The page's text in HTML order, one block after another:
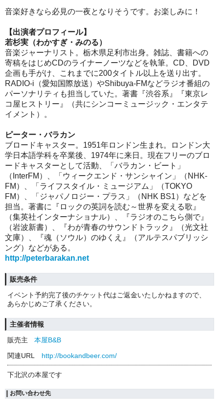
音楽好きなら必見の一夜となりそうです。お楽しみに！
【出演者プロフィール】
若杉実（わかすぎ・みのる）
音楽ジャーナリスト。栃木県足利市出身。雑誌、書籍への
寄稿をはじめCDのライナーノーツなどを執筆。CD、DVD
企画も手がけ、これまでに200タイトル以上を送り出す。
RADIO-i（愛知国際放送）やShibuya-FMなどラジオ番組の
パーソナリティも担当していた。著書『渋谷系』『東京レ
コ屋ヒストリー』（共にシンコーミュージック・エンタテ
イメント）。
ピーター・バラカン
ブロードキャスター。1951年ロンドン生まれ。ロンドン大
学日本語学科を卒業後、1974年に来日。現在フリーのブロ
ードキャスターとして活動、「バラカン・ビート」
（InterFM）、「ウィークエンド・サンシャイン」（NHK-
FM）、「ライフスタイル・ミュージアム」（TOKYO
FM）、「ジャパノロジー・プラス」（NHK BS1）などを
担当。著書に『ロックの英詞を読む～世界を変える歌』
（集英社インターナショナル）、『ラジオのこちら側で』
（岩波新書）、『わが青春のサウンドトラック』（光文社
文庫）、『魂（ソウル）のゆくえ』（アルテスパブリッシ
ング）などがある。
http://peterbarakan.net
販売条件
イベント予約完了後のチケット代はご返金いたしかねますので、
あらかじめご了承ください。
主催者情報
販売主
本屋B&B
関連URL
http://bookandbeer.com/
下北沢の本屋です
お問い合わせ先